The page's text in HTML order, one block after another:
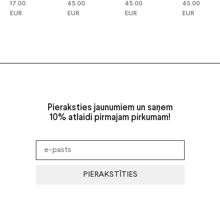
17.00
EUR
45.00
EUR
45.00
EUR
45.00
EUR
Pieraksties jaunumiem un saņem
10% atlaidi pirmajam pirkumam!
PIERAKSTĪTIES